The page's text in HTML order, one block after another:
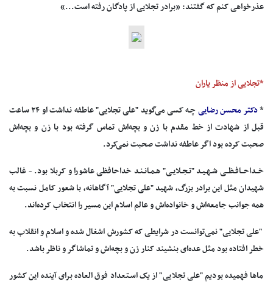
عذرخواهی‌ کنم‌ که‌ گفتند: «برادر تجلایی‌ از پادگان‌ رفته‌ است...»
*تجلایی از منظر یاران
*دکتر محسن‌ رضایی‌
چـه‌ کسی‌ می‌گوید "علی‌ تجلایی"‌ عاطفه‌ نداشت‌ او ۲۴ ساعت‌
قبل‌ از شهادت‌ از خط‌ مقدم‌ با زن‌ و بچه‌اش‌ تماس‌ گرفته‌ بود با زن‌ و بچه‌اش‌
صحبت‌ کرده‌ بود اگر عاطفه‌ نداشت‌ صحبت‌ نمی‌کرد.
خــداحــافـظــی‌ شـهـیـد "تـجـلایـی"‌ هـمـانـنـد خداحافظی‌ عاشورا و کربلا بود. - غالب‌
شهیدان‌ مثل‌ این‌ برادر بزرگ،‌ شهید "علی‌ تجلایی"‌ آگاهانه، با شعور کامل‌ نسبت‌ به‌
همه‌ جوانب‌ جامعه‌اش‌ و خانواده‌اش‌ و عالم‌ اسلام‌ این‌ مسیر را انتخاب‌ کرده‌اند.
"علی‌ تجلایی"‌ نمی‌توانست‌ در شرایطی‌ که‌ کشورش‌ اشغال‌ شده‌ و اسلام‌ و انقلاب‌ به‌
خطر افتاده‌ بود مثل‌ عده‌ای‌ بنشیند کنار زن‌ و بچه‌اش‌ و تماشاگر و ناظر باشد.
ماها فهمیده‌ بودیم‌ "علی‌ تجلایی‌" از یک‌ اسـتعداد فوق‌ العاده‌ برای‌ آینده‌ این‌ کشور